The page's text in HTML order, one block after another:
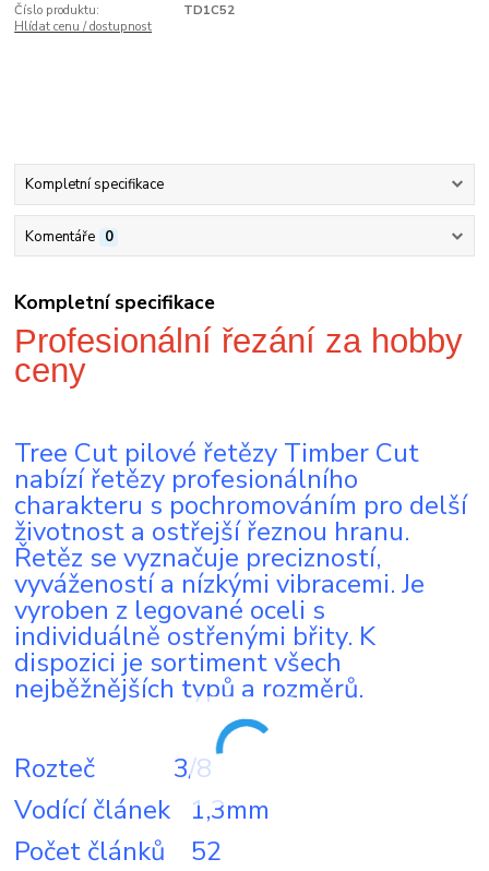
Číslo produktu:
TD1C52
Hlídat cenu / dostupnost
Kompletní specifikace
Komentáře 0
Kompletní specifikace
Profesionální řezání za hobby
ceny
Tree Cut pilové řetězy Timber Cut
nabízí řetězy profesionálního
charakteru s pochromováním pro delší
životnost a ostřejší řeznou hranu.
Řetěz se vyznačuje precizností,
vyvážeností a nízkými vibracemi. Je
vyroben z legované oceli s
individuálně ostřenými břity. K
dispozici je sortiment všech
nejběžnějších typů a rozměrů.
Rozteč 3/8
Vodící článek 1,3mm
Počet článků 52